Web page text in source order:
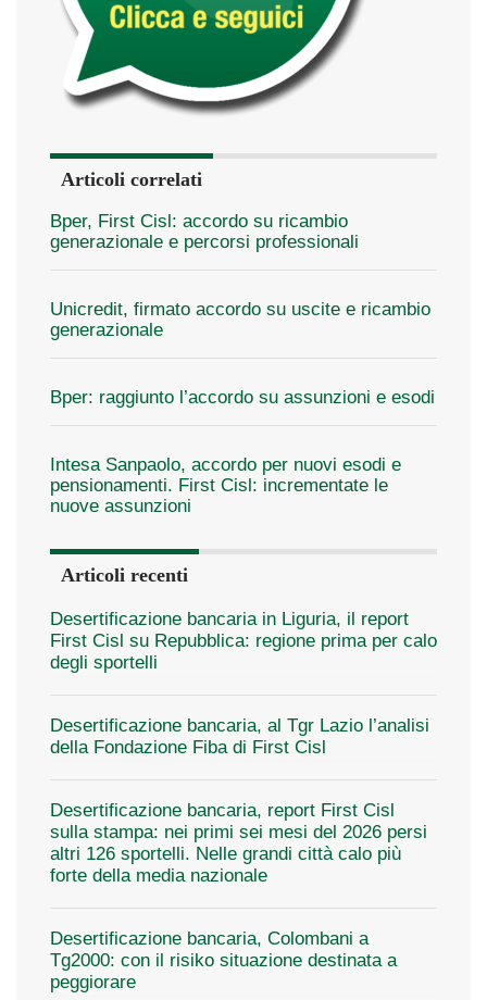
Articoli correlati
Bper, First Cisl: accordo su ricambio
generazionale e percorsi professionali
Unicredit, firmato accordo su uscite e ricambio
generazionale
Bper: raggiunto l’accordo su assunzioni e esodi
Intesa Sanpaolo, accordo per nuovi esodi e
pensionamenti. First Cisl: incrementate le
nuove assunzioni
Articoli recenti
Desertificazione bancaria in Liguria, il report
First Cisl su Repubblica: regione prima per calo
degli sportelli
Desertificazione bancaria, al Tgr Lazio l’analisi
della Fondazione Fiba di First Cisl
Desertificazione bancaria, report First Cisl
sulla stampa: nei primi sei mesi del 2026 persi
altri 126 sportelli. Nelle grandi città calo più
forte della media nazionale
Desertificazione bancaria, Colombani a
Tg2000: con il risiko situazione destinata a
peggiorare